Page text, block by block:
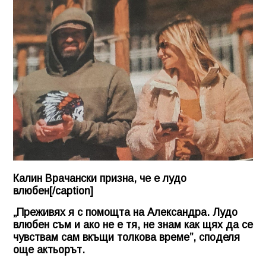
Калин Врачански призна, че е лудо
влюбен[/caption]
„Преживях я с помощта на Александра. Лудо
влюбен съм и ако не е тя, не знам как щях да се
чувствам сам вкъщи толкова време”, споделя
още актьорът.